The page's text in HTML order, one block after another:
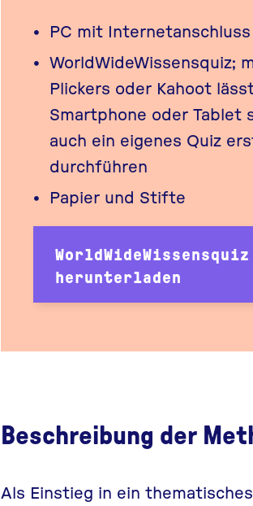
PC mit Internetanschluss
WorldWideWissensquiz;
Plickers oder Kahoot
Smartphone oder Tablet
auch ein eigenes Quiz
durchführen
Papier und Stifte
WorldWideWissensquiz
herunterladen
Beschreibung der
Als Einstieg in ein